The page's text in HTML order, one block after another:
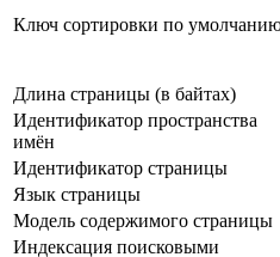
Ключ сортировки по
Длина страницы (в байтах)
Идентификатор пространства
имён
Идентификатор страницы
Язык страницы
Модель содержимого страницы
Индексация поисковыми